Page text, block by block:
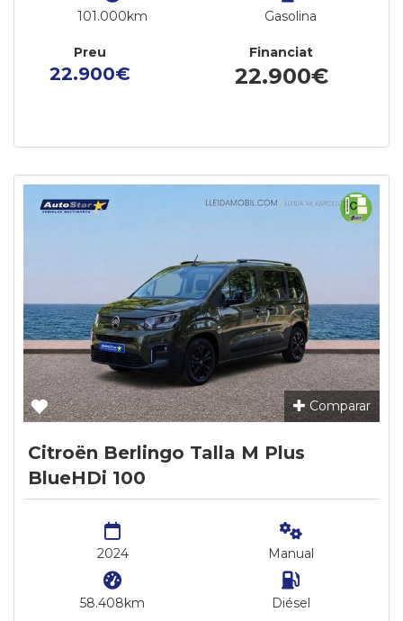
101.000km Gasolina
Preu
22.900€
Financiat
22.900€
Comparar
Citroën Berlingo Talla M Plus
BlueHDi 100
2024
58.408km
Manual
Diésel